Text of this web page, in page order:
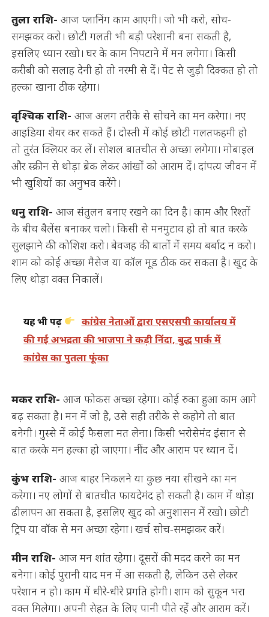
तुला राशि- आज प्लानिंग काम आएगी। जो भी करो, सोच-
समझकर करो। छोटी गलती भी बड़ी परेशानी बना सकती है,
इसलिए ध्यान रखो। घर के काम निपटाने में मन लगेगा। किसी
करीबी को सलाह देनी हो तो नरमी से दें। पेट से जुड़ी दिक्कत हो तो
हल्का खाना ठीक रहेगा।
वृश्चिक राशि- आज अलग तरीके से सोचने का मन करेगा। नए
आइडिया शेयर कर सकते हैं। दोस्ती में कोई छोटी गलतफहमी हो
तो तुरंत क्लियर कर लें। सोशल बातचीत से अच्छा लगेगा। मोबाइल
और स्क्रीन से थोड़ा ब्रेक लेकर आंखों को आराम दें। दांपत्य जीवन में
भी खुशियों का अनुभव करेंगे।
धनु राशि- आज संतुलन बनाए रखने का दिन है। काम और रिश्तों
के बीच बैलेंस बनाकर चलो। किसी से मनमुटाव हो तो बात करके
सुलझाने की कोशिश करो। बेवजह की बातों में समय बर्बाद न करो।
शाम को कोई अच्छा मैसेज या कॉल मूड ठीक कर सकता है। खुद के
लिए थोड़ा वक्त निकालें।
यह भी पढ़ें
कांग्रेस नेताओं द्वारा एसएसपी कार्यालय में
की गई अभद्रता की भाजपा ने कड़ी निंदा, बुद्ध पार्क में
कांग्रेस का पुतला फूंका
मकर राशि- आज फोकस अच्छा रहेगा। कोई रुका हुआ काम आगे
बढ़ सकता है। मन में जो है, उसे सही तरीके से कहोगे तो बात
बनेगी। गुस्से में कोई फैसला मत लेना। किसी भरोसेमंद इंसान से
बात करके मन हल्का हो जाएगा। नींद और आराम पर ध्यान दें।
कुंभ राशि- आज बाहर निकलने या कुछ नया सीखने का मन
करेगा। नए लोगों से बातचीत फायदेमंद हो सकती है। काम में थोड़ा
ढीलापन आ सकता है, इसलिए खुद को अनुशासन में रखो। छोटी
ट्रिप या वॉक से मन अच्छा रहेगा। खर्च सोच-समझकर करें।
मीन राशि- आज मन शांत रहेगा। दूसरों की मदद करने का मन
बनेगा। कोई पुरानी याद मन में आ सकती है, लेकिन उसे लेकर
परेशान न हो। काम में धीरे-धीरे प्रगति होगी। शाम को सुकून भरा
वक्त मिलेगा। अपनी सेहत के लिए पानी पीते रहें और आराम करें।